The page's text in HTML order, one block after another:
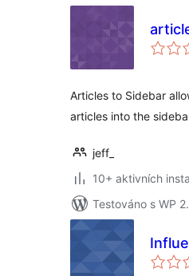
Articles to Sidebar
articles into the
jeff_
10+ aktivních
Testováno s WP